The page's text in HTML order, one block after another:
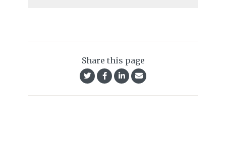
Share this page